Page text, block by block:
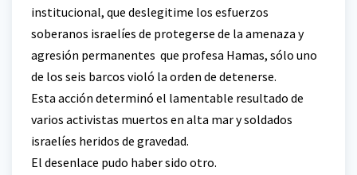
institucional, que deslegitime los esfuerzos
soberanos israelíes de protegerse de la amenaza y
agresión permanentes que profesa Hamas, sólo uno
de los seis barcos violó la orden de detenerse.
Esta acción determinó el lamentable resultado de
varios activistas muertos en alta mar y soldados
israelíes heridos de gravedad.
El desenlace pudo haber sido otro.